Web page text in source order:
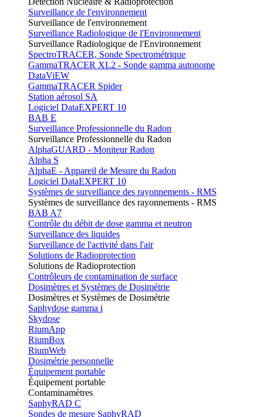
Surveillance de l'environnement
Surveillance de l'environnement
Surveillance Radiologique de l'Environnement
Surveillance Radiologique de l'Environnement
SpectroTRACER, Sonde Spectrométrique
GammaTRACER XL2 - Sonde gamma autonome
DataViEW
GammaTRACER Spider
Station aérosol SA
Logiciel DataEXPERT 10
BAB E
Surveillance Professionnelle du Radon
Surveillance Professionnelle du Radon
AlphaGUARD - Moniteur Radon
Alpha S
AlphaE - Appareil de Mesure du Radon
Logiciel DataEXPERT 10
Systèmes de surveillance des rayonnements - RMS
Systèmes de surveillance des rayonnements - RMS
BAB A7
Contrôle du débit de dose gamma et neutron
Surveillance des liquides
Surveillance de l'activité dans l'air
Solutions de Radioprotection
Solutions de Radioprotection
Contrôleurs de contamination de surface
Dosimètres et Systèmes de Dosimétrie
Dosimètres et Systèmes de Dosimétrie
Saphydose gamma i
Skydose
RiumApp
RiumBox
RiumWeb
Dosimétrie personnelle
Équipement portable
Équipement portable
Contaminamètres
SaphyRAD C
Sondes de mesure SaphyRAD